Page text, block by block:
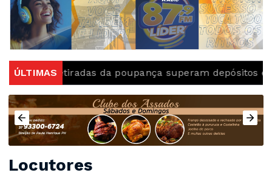
ÚLTIMASRetiradas da poupança superam depósitos em
Locutores